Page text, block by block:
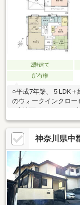
2階建て
所有権
○平成7年築、５LDK
のウォークインクロー
○土地面積：394.13平
り（2台以上・車種に
いるため開放感があ
ーカー・工務店等で建
神奈川県中